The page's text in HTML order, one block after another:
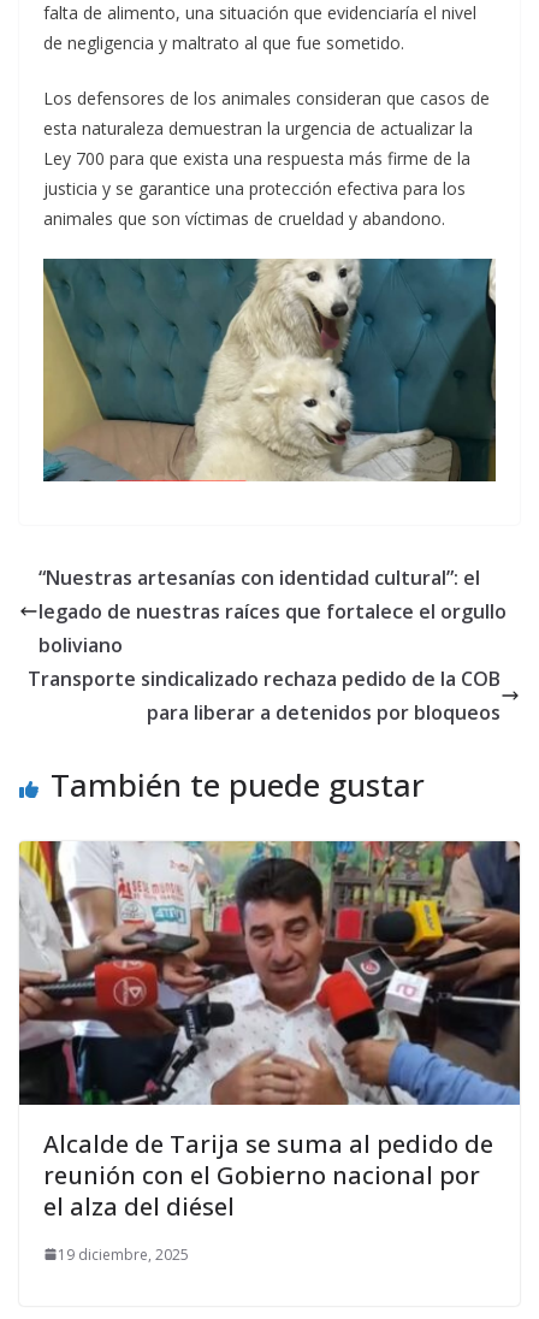
falta de alimento, una situación que evidenciaría el nivel
de negligencia y maltrato al que fue sometido.
Los defensores de los animales consideran que casos de
esta naturaleza demuestran la urgencia de actualizar la
Ley 700 para que exista una respuesta más firme de la
justicia y se garantice una protección efectiva para los
animales que son víctimas de crueldad y abandono.
“Nuestras artesanías con identidad cultural”: el
legado de nuestras raíces que fortalece el orgullo
boliviano
Transporte sindicalizado rechaza pedido de la COB
para liberar a detenidos por bloqueos
También te puede gustar
Alcalde de Tarija se suma al pedido de
reunión con el Gobierno nacional por
el alza del diésel
19 diciembre, 2025